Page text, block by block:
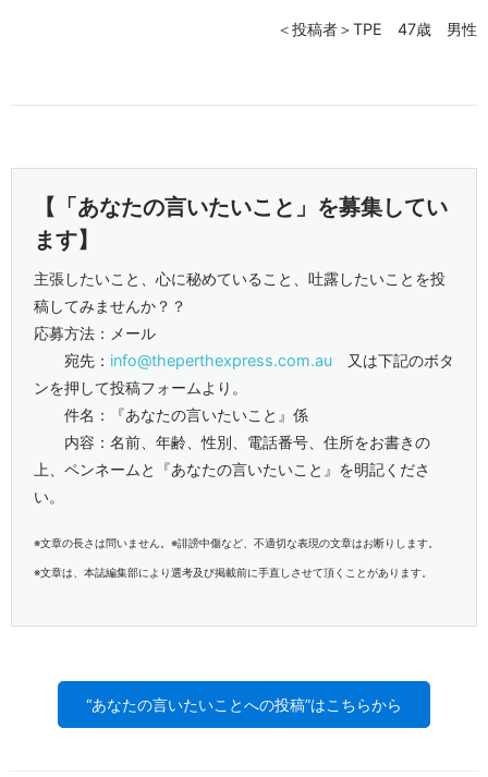
＜投稿者＞TPE 47歳 男性
【「あなたの言いたいこと」を募集してい
ます】
主張したいこと、心に秘めていること、吐露したいことを投
稿してみませんか？？
応募方法：メール
宛先： info@theperthexpress.com.au 又は下記のボタ
ンを押して投稿フォームより。
件名：『あなたの言いたいこと』係
内容：名前、年齢、性別、電話番号、住所をお書きの
上、ペンネームと『あなたの言いたいこと』を明記くださ
い。
※文章の長さは問いません。※誹謗中傷など、不適切な表現の文章はお断りします。
※文章は、本誌編集部により選考及び掲載前に手直しさせて頂くことがあります。
“あなたの言いたいことへの投稿”はこちらから